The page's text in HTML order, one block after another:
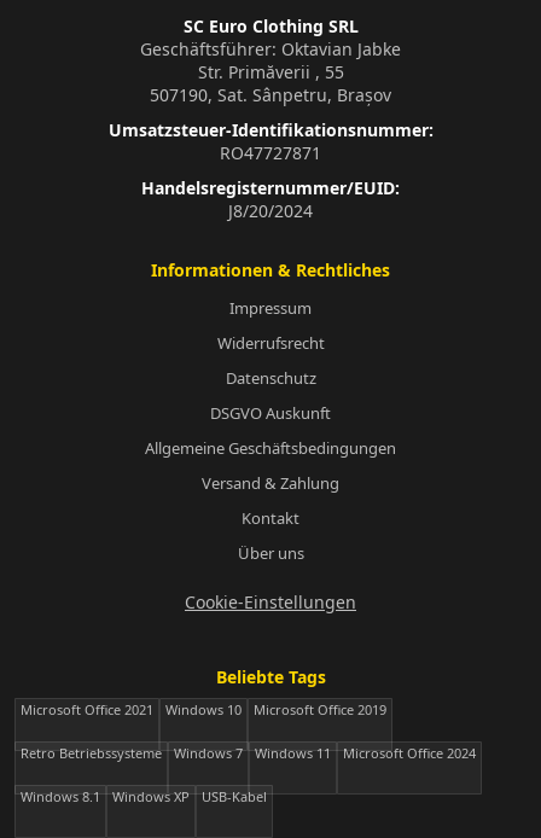
SC Euro Clothing SRL
Geschäftsführer: Oktavian Jabke
Str. Primăverii , 55
507190, Sat. Sânpetru, Brașov
Umsatzsteuer-Identifikationsnummer:
RO47727871
Handelsregisternummer/EUID:
J8/20/2024
Informationen & Rechtliches
Impressum
Widerrufsrecht
Datenschutz
DSGVO Auskunft
Allgemeine Geschäftsbedingungen
Versand & Zahlung
Kontakt
Über uns
Cookie-Einstellungen
Beliebte Tags
Microsoft Office 2021 Windows 10 Microsoft Office 2019
Retro Betriebssysteme Windows 7 Windows 11 Microsoft Office 2024
Windows 8.1 Windows XP USB-Kabel